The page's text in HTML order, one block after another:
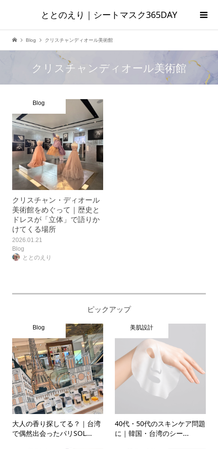
ととのえり｜シートマスク365DAY
Blog クリスチャンディオール美術館
クリスチャンディオール美術館
Blog
クリスチャン・ディオール
美術館をめぐって｜歴史と
ドレスが「立体」で語りか
けてくる場所
2026.01.21
Blog
ととのえり
ピックアップ
Blog
大人の香り探してる？｜台湾
で偶然出会ったパリSOL...
美肌設計
40代・50代のスキンケア問題
に｜韓国・台湾のシー...